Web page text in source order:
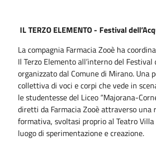
IL TERZO ELEMENTO - Festival
La compagnia Farmacia Zooè ha
Il Terzo Elemento all’interno del Festival
organizzato dal Comune di Mirano. Una
collettiva di voci e corpi che vede in
le studentesse del Liceo “Majorana-
diretti da Farmacia Zooè attraverso una
formativa, svoltasi proprio al Teatro Villa
luogo di sperimentazione e creazione.